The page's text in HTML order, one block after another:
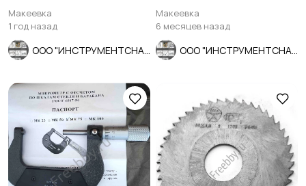
ГОСТ 7740-71, СССР.
Макеевка
1 год назад
шаг, 20/5 мм.
Макеевка
6 месяцев назад